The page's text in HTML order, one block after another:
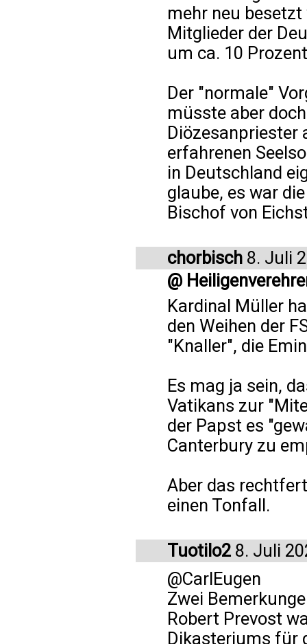
mehr neu
Mitglieder der
um ca. 10
Der "normale"
müsste aber
Diözesanpriester
erfahrenen
in Deutschland
glaube, es war
Bischof von
chorbisch 8. Juli
@
Kardinal Müller
den Weihen der
"Knaller", die
Es mag ja sein,
Vatikans zur
der Papst es
Canterbury zu
Aber das
einen Tonfall.
Tuotilo2 8. Juli
@CarlEugen
Zwei
Robert Prevost
Dikasteriums für